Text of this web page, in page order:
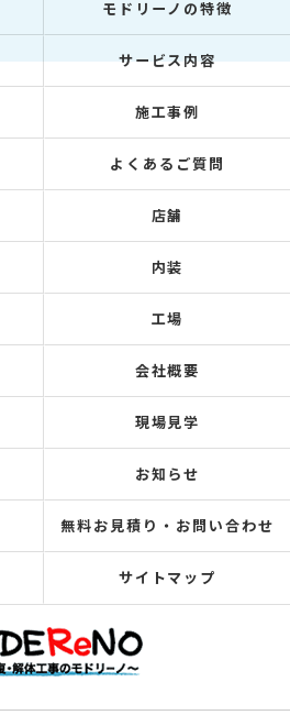
モドリーノの特徴
サービス内容
施工事例
よくあるご質問
店舗
内装
工場
会社概要
現場見学
お知らせ
無料お見積り・お問い合わせ
サイトマップ